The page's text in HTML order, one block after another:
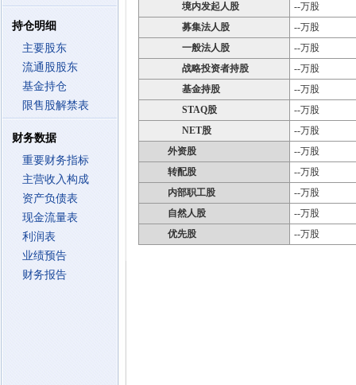
持仓明细
主要股东
流通股股东
基金持仓
限售股解禁表
财务数据
重要财务指标
主营收入构成
资产负债表
现金流量表
利润表
业绩预告
财务报告
境内发起人股
--万股
募集法人股
--万股
一般法人股
--万股
战略投资者持股
--万股
基金持股
--万股
STAQ股
--万股
NET股
--万股
外资股
--万股
转配股
--万股
内部职工股
--万股
自然人股
--万股
优先股
--万股